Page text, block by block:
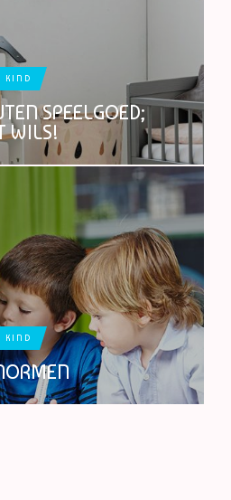
KIND
SPEELGOED;
WILS!
KIND